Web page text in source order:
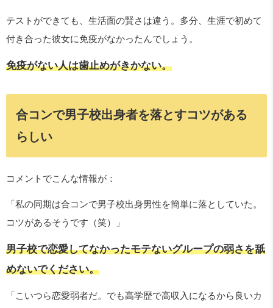
テストができても、生活面の賢さは違う。多分、生涯で初めて
付き合った彼女に免疫がなかったんでしょう。
免疫がない人は歯止めがきかない。
合コンで男子校出身者を落とすコツがある
らしい
コメントでこんな情報が：
「私の同期は合コンで男子校出身男性を簡単に落としていた。
コツがあるそうです（笑）」
男子校で恋愛してなかったモテないグループの弱さを舐
めないでください。
「こいつら恋愛弱者だ。でも高学歴で高収入になるから良いカ